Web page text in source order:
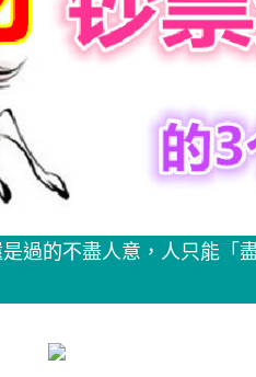
過的不盡人意，人只能「